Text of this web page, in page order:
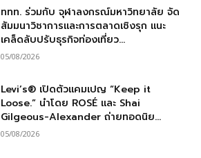
ททท. ร่วมกับ จุฬาลงกรณ์มหาวิทยาลัย จัด
สัมมนาวิชาการและการตลาดเชิงรุก แนะ
เคล็ดลับปรับธุรกิจท่องเที่ยว...
05/08/2026
Levi’s® เปิดตัวแคมเปญ “Keep it
Loose.” นำโดย ROSÉ และ Shai
Gilgeous-Alexander ถ่ายทอดนิย...
05/08/2026